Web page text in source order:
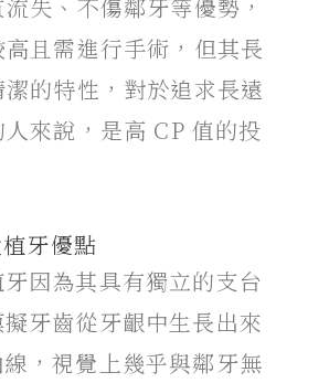
失、不傷鄰牙等優勢，
且需進行手術，但其長
的特性，對於追求長遠
人來說，是高 CP 值的投
植牙優點
牙因為其具有獨立的支台
牙齒從牙齦中生長出來
，視覺上幾乎與鄰牙無